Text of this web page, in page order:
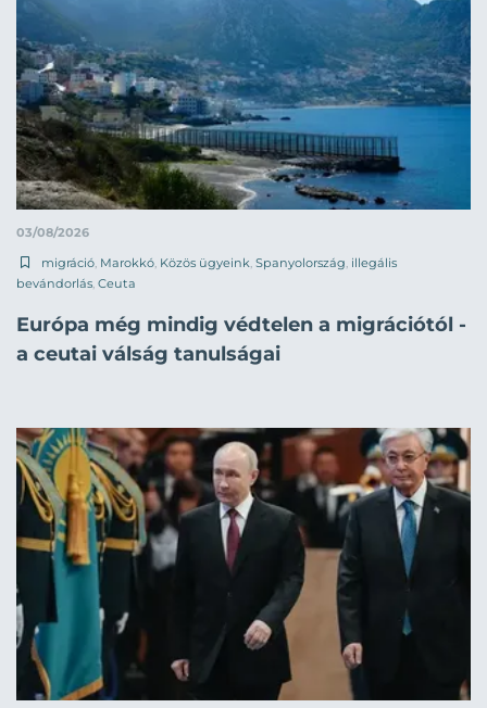
03/08/2026
migráció, Marokkó, Közös ügyeink, Spanyolország, illegális
bevándorlás, Ceuta
Európa még mindig védtelen a migrációtól -
a ceutai válság tanulságai